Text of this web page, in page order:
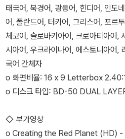
태국어, 북경어, 광둥어, 힌디어, 인도
어, 폴란드어, 터키어, 그리스어, 포르
체코어, 슬로바키아어, 크로아티아어,
시아어, 우크라이나어, 에스토니아어,
국어 간체자
o 화면비율: 16 x 9 Letterbox
o 디스크 타입: BD-50 DUAL
◇ 부가영상
o Creating the Red Planet (HD) -